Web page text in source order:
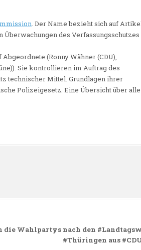
. Der Name bezieht sich auf
des Verfassungsschutzes
(Ronny Wähner (CDU),
Sie kontrollieren im Auftrag des
technischer Mittel. Grundlagen ihrer
Polizeigesetz. Eine Übersicht über alle
die Wahlpartys nach den
#Thüringen aus